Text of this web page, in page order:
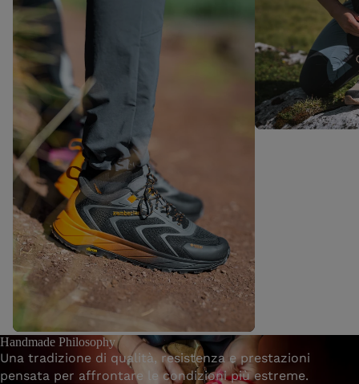
ExoTrail GTX
Handmade Philosophy
Una tradizione di qualità, resistenza e prestazioni
pensata per affrontare le condizioni più estreme.